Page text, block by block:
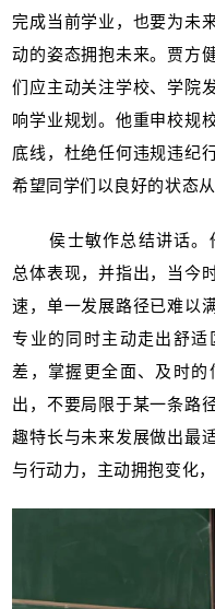
完成当前学业，也要为未
动的姿态拥抱未来。贾方
们应主动关注学校、学院
响学业规划。他重申校规
底线，杜绝任何违规违纪
希望同学们以良好的状态
侯士敏作总结讲话。
总体表现，并指出，当今
速，单一发展路径已难以
专业的同时主动走出舒
差，掌握更全面、及时
出，不要局限于某一条路
趣特长与未来发展做出最
与行动力，主动拥抱变化